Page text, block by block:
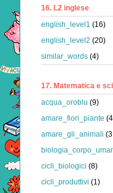
16. L2 inglese
english_level1 (16)
english_level2 (20)
similar_words (4)
17. Matematica e
acqua_oroblu (9)
amare_fiori_piante
amare_gli_animali
cicli_biologici (8)
cicli_produttivi (1)